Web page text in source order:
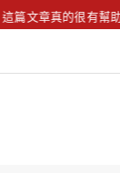
章真的很有幫助！我